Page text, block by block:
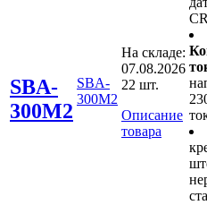
SBA-
300M2
SBA-
300M2
На складе:
07.08.2026
22 шт.
Описание
товара